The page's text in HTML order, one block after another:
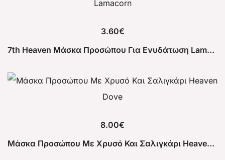
3.60€
7th Heaven Μάσκα Προσώπου Για Ενυδάτωση Lamacorn
8.00€
Μάσκα Προσώπου Με Χρυσό Και Σαλιγκάρι Heaven Dove